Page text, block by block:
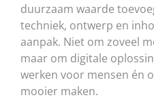
duurzaam waarde
techniek, ontwerp en
aanpak. Niet om zoveel
maar om digitale
werken voor mensen én
mooier maken.